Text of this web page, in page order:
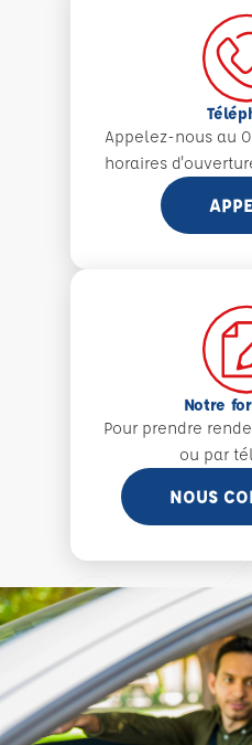
Appelez-nous au
horaires
Notre
Pour prendre
ou par
NOUS